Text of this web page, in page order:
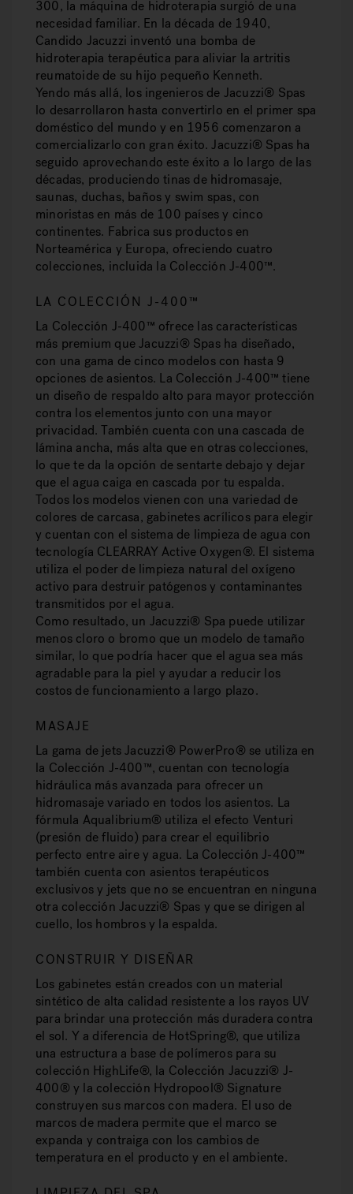
300, la máquina de hidroterapia surgió de una
necesidad familiar. En la década de 1940,
Candido Jacuzzi inventó una bomba de
hidroterapia terapéutica para aliviar la artritis
reumatoide de su hijo pequeño Kenneth.
Yendo más allá, los ingenieros de Jacuzzi® Spas
lo desarrollaron hasta convertirlo en el primer spa
doméstico del mundo y en 1956 comenzaron a
comercializarlo con gran éxito. Jacuzzi® Spas ha
seguido aprovechando este éxito a lo largo de las
décadas, produciendo tinas de hidromasaje,
saunas, duchas, baños y swim spas, con
minoristas en más de 100 países y cinco
continentes. Fabrica sus productos en
Norteamérica y Europa, ofreciendo cuatro
colecciones, incluida la Colección J-400™.
LA COLECCIÓN J-400™
La Colección J-400™ ofrece las características
más premium que Jacuzzi® Spas ha diseñado,
con una gama de cinco modelos con hasta 9
opciones de asientos. La Colección J-400™ tiene
un diseño de respaldo alto para mayor protección
contra los elementos junto con una mayor
privacidad. También cuenta con una cascada de
lámina ancha, más alta que en otras colecciones,
lo que te da la opción de sentarte debajo y dejar
que el agua caiga en cascada por tu espalda.
Todos los modelos vienen con una variedad de
colores de carcasa, gabinetes acrílicos para elegir
y cuentan con el sistema de limpieza de agua con
tecnología CLEARRAY Active Oxygen®. El sistema
utiliza el poder de limpieza natural del oxígeno
activo para destruir patógenos y contaminantes
transmitidos por el agua.
Como resultado, un Jacuzzi® Spa puede utilizar
menos cloro o bromo que un modelo de tamaño
similar, lo que podría hacer que el agua sea más
agradable para la piel y ayudar a reducir los
costos de funcionamiento a largo plazo.
MASAJE
La gama de jets Jacuzzi® PowerPro® se utiliza en
la Colección J-400™, cuentan con tecnología
hidráulica más avanzada para ofrecer un
hidromasaje variado en todos los asientos. La
fórmula Aqualibrium® utiliza el efecto Venturi
(presión de fluido) para crear el equilibrio
perfecto entre aire y agua. La Colección J-400™
también cuenta con asientos terapéuticos
exclusivos y jets que no se encuentran en ninguna
otra colección Jacuzzi® Spas y que se dirigen al
cuello, los hombros y la espalda.
CONSTRUIR Y DISEÑAR
Los gabinetes están creados con un material
sintético de alta calidad resistente a los rayos UV
para brindar una protección más duradera contra
el sol. Y a diferencia de HotSpring®, que utiliza
una estructura a base de polímeros para su
colección HighLife®, la Colección Jacuzzi® J-
400® y la colección Hydropool® Signature
construyen sus marcos con madera. El uso de
marcos de madera permite que el marco se
expanda y contraiga con los cambios de
temperatura en el producto y en el ambiente.